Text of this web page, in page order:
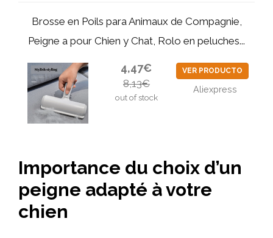
Brosse en Poils para Animaux de Compagnie,
Peigne a pour Chien y Chat, Rolo en peluches...
4,47€
8,13€
out of stock
VER PRODUCTO
Aliexpress
Importance du choix d’un
peigne adapté à votre
chien